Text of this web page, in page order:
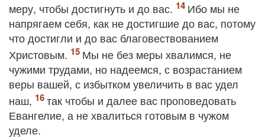
меру, чтобы достигнуть и до вас.
Ибо мы не
напрягаем себя, как не достигшие до вас, потому
что достигли и до вас благовествованием
Христовым.
Мы не без меры хвалимся, не
чужими трудами, но надеемся, с возрастанием
веры вашей, с избытком увеличить в вас удел
наш,
так чтобы и далее вас проповедовать
Евангелие, а не хвалиться готовым в чужом
уделе.